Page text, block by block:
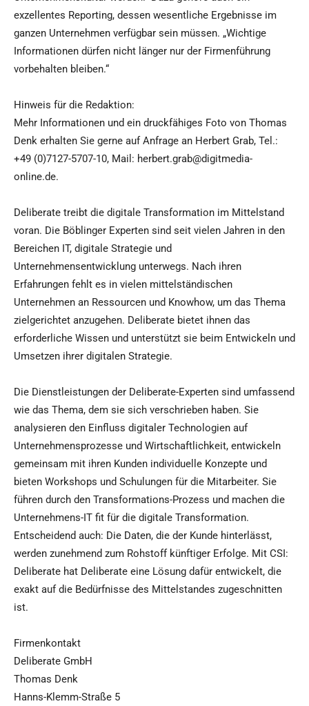
exzellentes Reporting, dessen wesentliche Ergebnisse im
ganzen Unternehmen verfügbar sein müssen. „Wichtige
Informationen dürfen nicht länger nur der Firmenführung
vorbehalten bleiben.“
Hinweis für die Redaktion:
Mehr Informationen und ein druckfähiges Foto von Thomas
Denk erhalten Sie gerne auf Anfrage an Herbert Grab, Tel.:
+49 (0)7127-5707-10, Mail: herbert.grab@digitmedia-
online.de.
Deliberate treibt die digitale Transformation im Mittelstand
voran. Die Böblinger Experten sind seit vielen Jahren in den
Bereichen IT, digitale Strategie und
Unternehmensentwicklung unterwegs. Nach ihren
Erfahrungen fehlt es in vielen mittelständischen
Unternehmen an Ressourcen und Knowhow, um das Thema
zielgerichtet anzugehen. Deliberate bietet ihnen das
erforderliche Wissen und unterstützt sie beim Entwickeln und
Umsetzen ihrer digitalen Strategie.
Die Dienstleistungen der Deliberate-Experten sind umfassend
wie das Thema, dem sie sich verschrieben haben. Sie
analysieren den Einfluss digitaler Technologien auf
Unternehmensprozesse und Wirtschaftlichkeit, entwickeln
gemeinsam mit ihren Kunden individuelle Konzepte und
bieten Workshops und Schulungen für die Mitarbeiter. Sie
führen durch den Transformations-Prozess und machen die
Unternehmens-IT fit für die digitale Transformation.
Entscheidend auch: Die Daten, die der Kunde hinterlässt,
werden zunehmend zum Rohstoff künftiger Erfolge. Mit CSI:
Deliberate hat Deliberate eine Lösung dafür entwickelt, die
exakt auf die Bedürfnisse des Mittelstandes zugeschnitten
ist.
Firmenkontakt
Deliberate GmbH
Thomas Denk
Hanns-Klemm-Straße 5